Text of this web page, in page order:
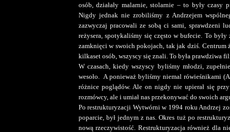
osób, działały malarnie, stolarnie – to były
Nigdy jednak nie zrobiliśmy z Andrzejem
zazwyczaj pracowali ze sobą ci sami, sprawdzeni
reżysera, spotykaliśmy się często w bufecie. To
zamknięci w swoich pokojach, tak jak dziś. Centrum
kilkaset osób, wszyscy się znali. To była prawdziwa
W czasach, kiedy wszyscy byliśmy młodzi,
wesoło. A ponieważ byliśmy niemal rówieśnikami
różnice poglądów. Ale on nigdy nie upierał się
rozmówcy, ale i umiał nas przekonywać do swoich
Po restrukturyzacji Wytwórni w 1994 roku Andrzej
poparcie, był jednym z nas. Okres tuż po
nową rzeczywistość. Restrukturyzacja również dla